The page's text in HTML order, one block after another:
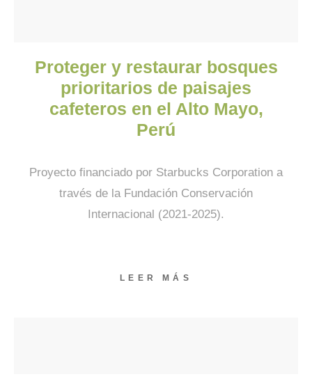
Proteger y restaurar bosques
prioritarios de paisajes
cafeteros en el Alto Mayo,
Perú
Proyecto financiado por Starbucks Corporation a
través de la Fundación Conservación
Internacional (2021-2025).
LEER MÁS